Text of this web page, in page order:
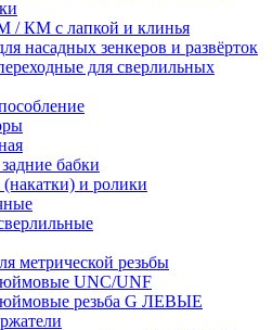
/ КМ с лапкой и клинья
насадных зенкеров и развёрток
для сверлильных
бабки
и ролики
метрической резьбы
UNC/UNF
резьба G ЛЕВЫЕ